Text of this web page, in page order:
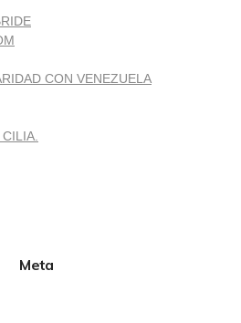
CON VENEZUELA
Meta